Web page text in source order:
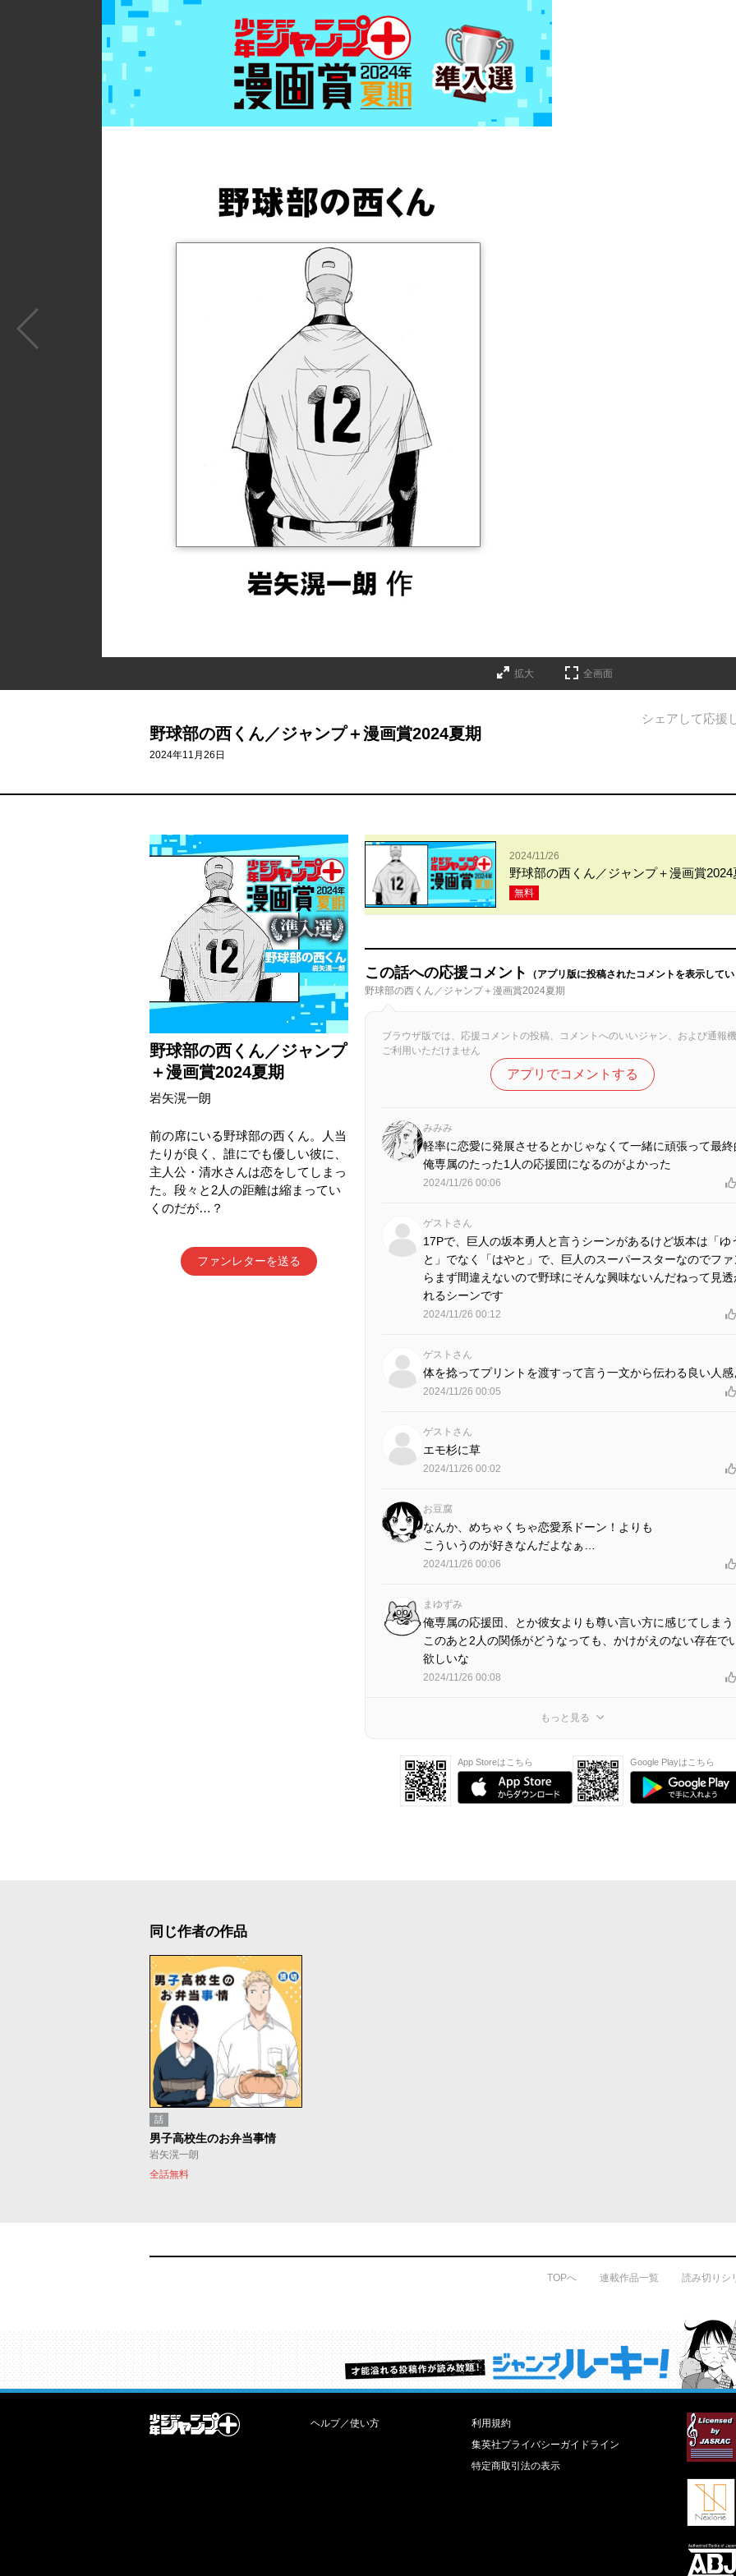
拡大 全画面
野球部の西くん／ジャンプ＋漫画賞2024夏期
2024年11月26日
シェアして応援
野球部の西くん／ジャンプ
＋漫画賞2024夏期
岩矢滉一朗
前の席にいる野球部の西くん。人当
たりが良く、誰にでも優しい彼に、
主人公・清水さんは恋をしてしまっ
た。段々と2人の距離は縮まってい
くのだが…？
ファンレターを送る
2024/11/26
野球部の西くん／ジャンプ＋漫画賞2024
無料
この話への応援コメント
（アプリ版に投稿されたコメントを表示してい
野球部の西くん／ジャンプ＋漫画賞2024夏期
ブラウザ版では、応援コメントの投稿、コメントへのいいジャン、および通報
ご利用いただけません
アプリでコメントする
みみみ
軽率に恋愛に発展させるとかじゃなくて一緒に頑張って最終
俺専属のたった1人の応援団になるのがよかった
2024/11/26 00:06
ゲストさん
17Pで、巨人の坂本勇人と言うシーンがあるけど坂本は「ゆ
と」でなく「はやと」で、巨人のスーパースターなのでファ
らまず間違えないので野球にそんな興味ないんだねって見透
れるシーンです
2024/11/26 00:12
ゲストさん
体を捻ってプリントを渡すって言う一文から伝わる良い人感
2024/11/26 00:05
ゲストさん
エモ杉に草
2024/11/26 00:02
お豆腐
なんか、めちゃくちゃ恋愛系ドーン！よりも
こういうのが好きなんだよなぁ…
2024/11/26 00:06
まゆずみ
俺専属の応援団、とか彼女よりも尊い言い方に感じてしまう
このあと2人の関係がどうなっても、かけがえのない存在で
欲しいな
2024/11/26 00:08
もっと見る
App Storeはこちら Google Playはこちら
同じ作者の作品
話
男子高校生のお弁当事情
岩矢滉一朗
全話無料
TOPへ 連載作品一覧 読み切りシ
才能溢れる投稿作が読み放題！ ジャンプルーキー！
ヘルプ／使い方
利用規約
集英社プライバシーガイドライン
特定商取引法の表示